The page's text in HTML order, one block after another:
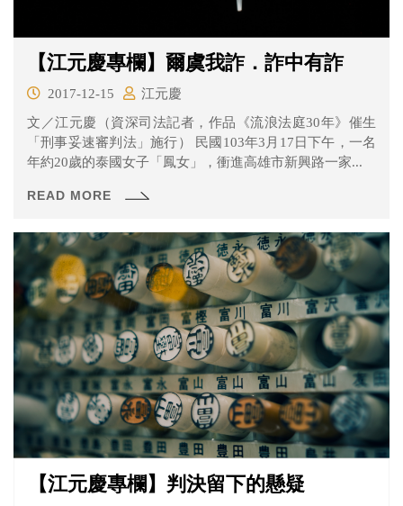
【江元慶專欄】爾虞我詐．詐中有詐
2017-12-15
江元慶
文／江元慶（資深司法記者，作品《流浪法庭30年》催生
「刑事妥速審判法」施行） 民國103年3月17日下午，一名
年約20歲的泰國女子「鳳女」，衝進高雄市新興路一家...
READ MORE
【江元慶專欄】判決留下的懸疑